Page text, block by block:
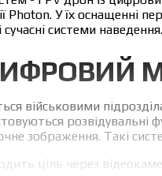
Photon. У їх оснащенні
системи наведення.
військовими
розвідувальні
зображення. Такі
ціль через